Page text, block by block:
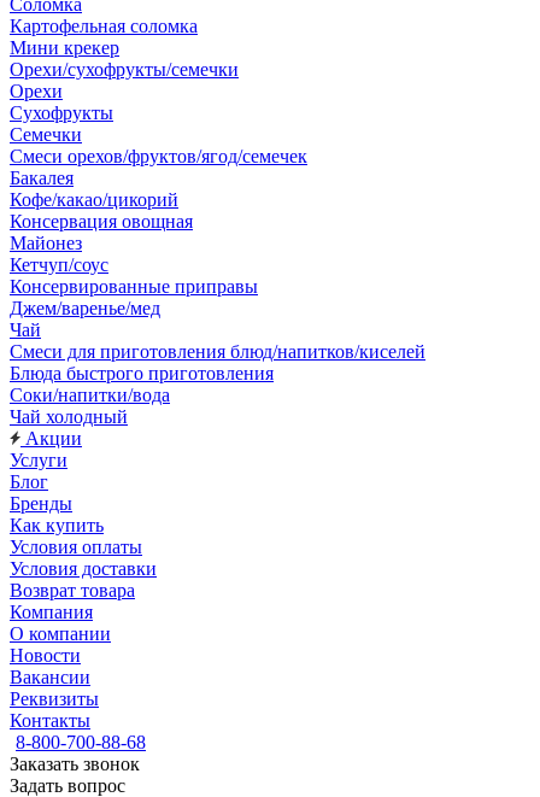
Соломка
Картофельная соломка
Мини крекер
Орехи/сухофрукты/семечки
Орехи
Сухофрукты
Семечки
Смеси орехов/фруктов/ягод/семечек
Бакалея
Кофе/какао/цикорий
Консервация овощная
Майонез
Кетчуп/соус
Консервированные приправы
Джем/варенье/мед
Чай
Смеси для приготовления блюд/напитков/киселей
Блюда быстрого приготовления
Соки/напитки/вода
Чай холодный
Акции
Услуги
Блог
Бренды
Как купить
Условия оплаты
Условия доставки
Возврат товара
Компания
О компании
Новости
Вакансии
Реквизиты
Контакты
8-800-700-88-68
Заказать звонок
Задать вопрос